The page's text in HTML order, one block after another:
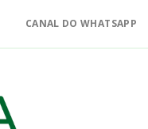
CANAL DO WHATSAPP